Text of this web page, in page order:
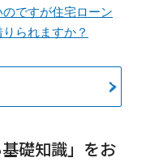
のですが住宅ローン
りられますか？
礎知識」をお